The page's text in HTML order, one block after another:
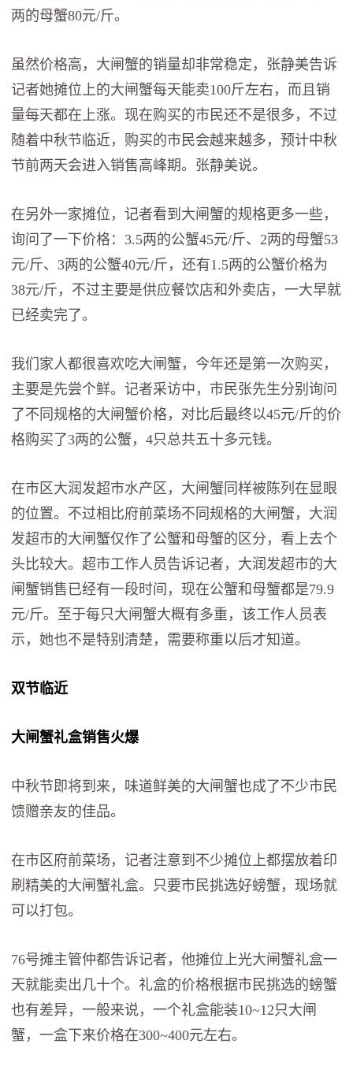
两的母蟹80元/斤。
虽然价格高，大闸蟹的销量却非常稳定，张静美告诉
记者她摊位上的大闸蟹每天能卖100斤左右，而且销
量每天都在上涨。现在购买的市民还不是很多，不过
随着中秋节临近，购买的市民会越来越多，预计中秋
节前两天会进入销售高峰期。张静美说。
在另外一家摊位，记者看到大闸蟹的规格更多一些，
询问了一下价格：3.5两的公蟹45元/斤、2两的母蟹53
元/斤、3两的公蟹40元/斤，还有1.5两的公蟹价格为
38元/斤，不过主要是供应餐饮店和外卖店，一大早就
已经卖完了。
我们家人都很喜欢吃大闸蟹，今年还是第一次购买，
主要是先尝个鲜。记者采访中，市民张先生分别询问
了不同规格的大闸蟹价格，对比后最终以45元/斤的价
格购买了3两的公蟹，4只总共五十多元钱。
在市区大润发超市水产区，大闸蟹同样被陈列在显眼
的位置。不过相比府前菜场不同规格的大闸蟹，大润
发超市的大闸蟹仅作了公蟹和母蟹的区分，看上去个
头比较大。超市工作人员告诉记者，大润发超市的大
闸蟹销售已经有一段时间，现在公蟹和母蟹都是79.9
元/斤。至于每只大闸蟹大概有多重，该工作人员表
示，她也不是特别清楚，需要称重以后才知道。
双节临近
大闸蟹礼盒销售火爆
中秋节即将到来，味道鲜美的大闸蟹也成了不少市民
馈赠亲友的佳品。
在市区府前菜场，记者注意到不少摊位上都摆放着印
刷精美的大闸蟹礼盒。只要市民挑选好螃蟹，现场就
可以打包。
76号摊主管仲都告诉记者，他摊位上光大闸蟹礼盒一
天就能卖出几十个。礼盒的价格根据市民挑选的螃蟹
也有差异，一般来说，一个礼盒能装10~12只大闸
蟹，一盒下来价格在300~400元左右。